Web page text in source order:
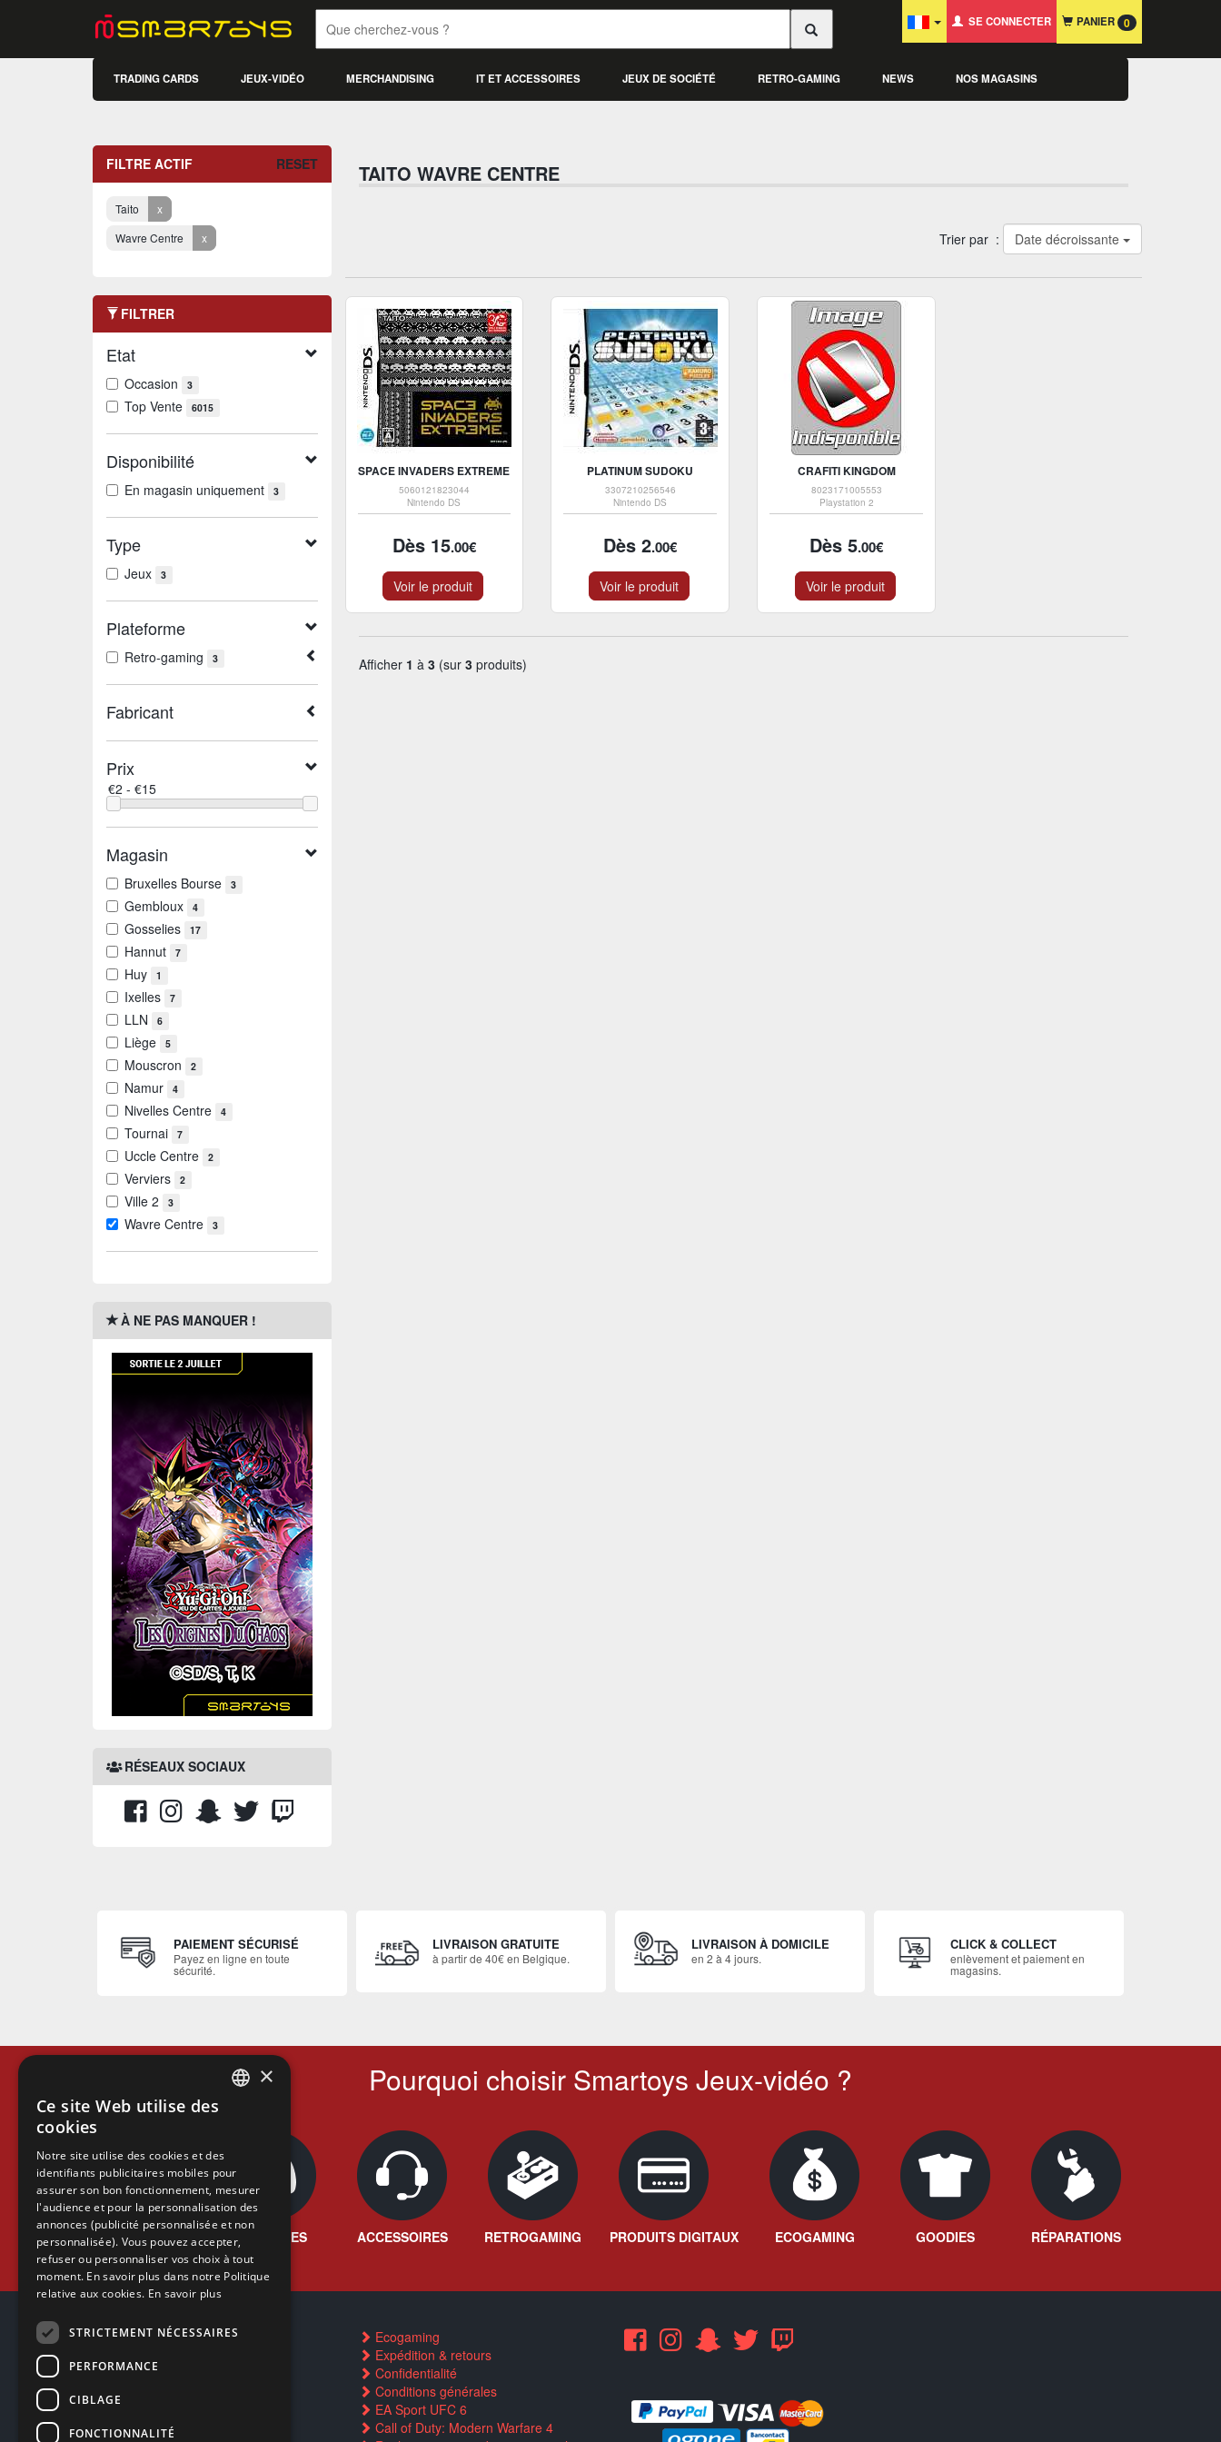
SE CONNECTER PANIER 0
TRADING CARDS JEUX-VIDÉO MERCHANDISING IT ET ACCESSOIRES JEUX DE SOCIÉTÉ RETRO-GAMING NEWS NOS MAGASINS
FILTRE ACTIF RESET
Taito
x
Wavre Centre
x
FILTRER
Etat
Occasion 3
Top Vente 6015
Disponibilité
En magasin uniquement 3
Type
Jeux 3
Plateforme
Retro-gaming 3
Fabricant
Prix
Magasin
Bruxelles Bourse 3
Gembloux 4
Gosselies 17
Hannut 7
Huy 1
Ixelles 7
LLN 6
Liège 5
Mouscron 2
Namur 4
Nivelles Centre 4
Tournai 7
Uccle Centre 2
Verviers 2
Ville 2 3
Wavre Centre 3
À NE PAS MANQUER !
RÉSEAUX SOCIAUX
TAITO WAVRE CENTRE
Trier par : Date décroissante
SPACE INVADERS EXTREME
5060121823044
Nintendo DS
Dès 15.00€
Voir le produit
PLATINUM SUDOKU
3307210256546
Nintendo DS
Dès 2.00€
Voir le produit
CRAFITI KINGDOM
8023171005553
Playstation 2
Dès 5.00€
Voir le produit
Afficher 1 à 3(sur 3produits)
PAIEMENT SÉCURISÉ
Payez en ligne en toute
sécurité.
LIVRAISON GRATUITE
à partir de 40€ en Belgique.
LIVRAISON À DOMICILE
en 2 à 4 jours.
CLICK & COLLECT
enlèvement et paiement en
magasins.
Pourquoi choisir Smartoys Jeux-vidéo ?
JEUX VIDÉO CONSOLES ACCESSOIRES RETROGAMING PRODUITS DIGITAUX ECOGAMING GOODIES RÉPARATIONS
Contactez-nous
Trouver un magasin
Rachat cartes Pokémon
Réservation par SMS
Restauration CD griffés
Ecogaming
Expédition & retours
Confidentialité
Conditions générales
EA Sport UFC 6
Call of Duty: Modern Warfare 4
ENGLISH
×
Ce site Web utilise des
cookies
Notre site utilise des cookies et des
identifiants publicitaires mobiles pour
assurer son bon fonctionnement, mesurer
l'audience et pour la personnalisation des
annonces (publicité personnalisée et non
personnalisée). Vous pouvez accepter,
refuser ou personnaliser vos choix à tout
moment. En savoir plus dans notre Politique
relative aux cookies. En savoir plus
STRICTEMENT NÉCESSAIRES
PERFORMANCE
CIBLAGE
FONCTIONNALITÉ